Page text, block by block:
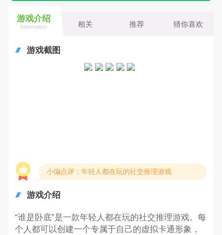
游戏介绍
Information 相关 推荐 猜你喜欢
游戏截图
小编点评：年轻人都在玩的社交推理游戏
游戏介绍
“谁是卧底”是一款年轻人都在玩的社交推理游戏。每
个人都可以创建一个专属于自己的虚拟卡通形象，